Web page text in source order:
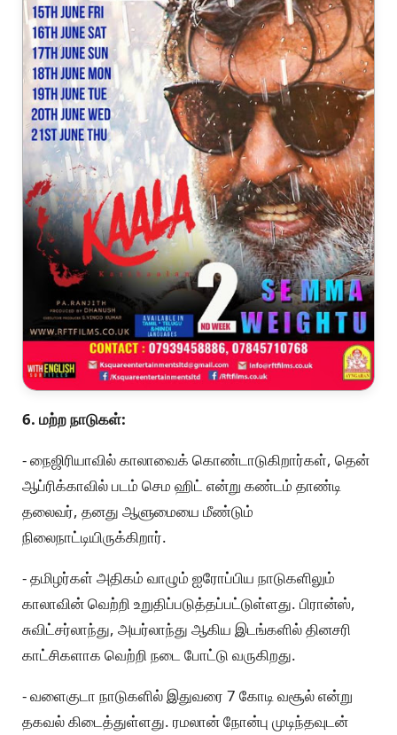
6. மற்ற நாடுகள்:
- நைஜிரியாவில் காலாவைக் கொண்டாடுகிறார்கள், தென்
ஆப்ரிக்காவில் படம் செம ஹிட் என்று கண்டம் தாண்டி
தலைவர், தனது ஆளுமையை மீண்டும்
நிலைநாட்டியிருக்கிறார்.
- தமிழர்கள் அதிகம் வாழும் ஐரோப்பிய நாடுகளிலும்
காலாவின் வெற்றி உறுதிப்படுத்தப்பட்டுள்ளது. பிரான்ஸ்,
சுவிட்சர்லாந்து, அயர்லாந்து ஆகிய இடங்களில் தினசரி
காட்சிகளாக வெற்றி நடை போட்டு வருகிறது.
- வளைகுடா நாடுகளில் இதுவரை 7 கோடி வசூல் என்று
தகவல் கிடைத்துள்ளது. ரமலான் நோன்பு முடிந்தவுடன்